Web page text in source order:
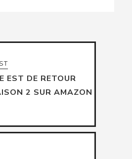
EST DE RETOUR
2 SUR AMAZON